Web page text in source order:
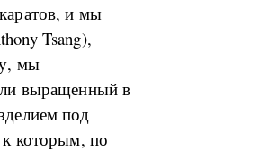
и мы
Tsang),
мы
выращенный в
под
которым, по